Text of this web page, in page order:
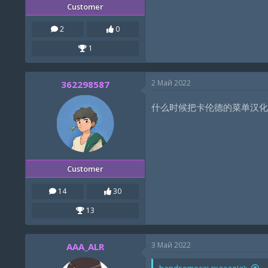
Customer
2
0
1
362298587
Customer
14
30
13
2 Май 2022
什么时候把卡伦德的菜单汉
AAA_ALR 3 Май 2022